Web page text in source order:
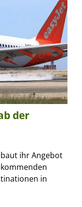
der
baut ihr Angebot
in